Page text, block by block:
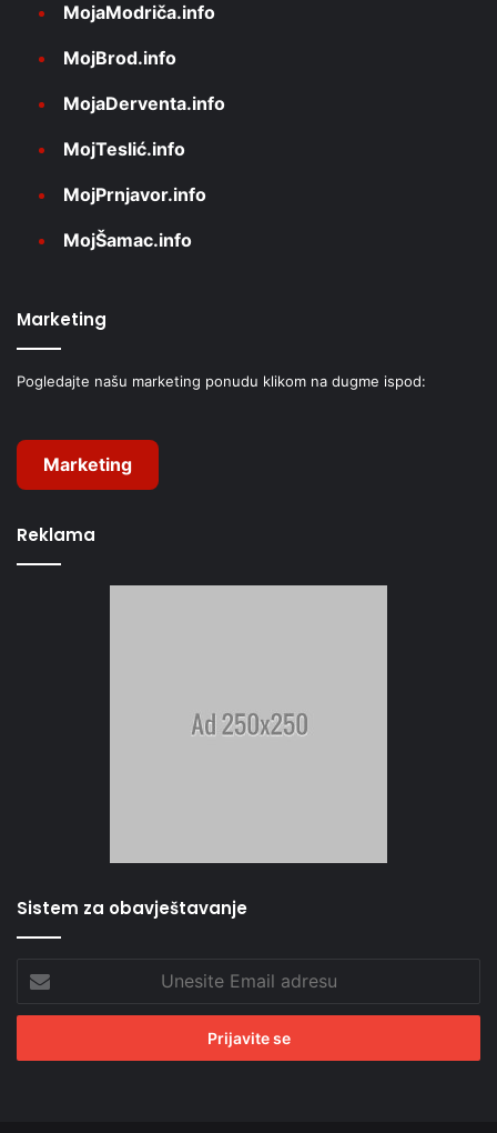
MojaModriča.info
MojBrod.info
MojaDerventa.info
MojTeslić.info
MojPrnjavor.info
MojŠamac.info
Marketing
Pogledajte našu marketing ponudu klikom na dugme ispod:
Marketing
Reklama
Sistem za obavještavanje
Email
adresu